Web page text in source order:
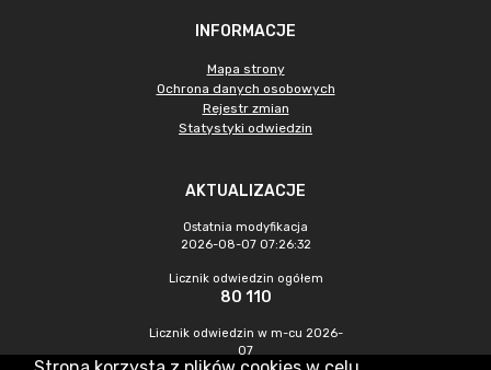
INFORMACJE
Mapa strony
Ochrona danych osobowych
Rejestr zmian
Statystyki odwiedzin
AKTUALIZACJE
Ostatnia modyfikacja
2026-08-07 07:26:32
Licznik odwiedzin ogółem
80 110
Licznik odwiedzin w m-cu 2026-
07